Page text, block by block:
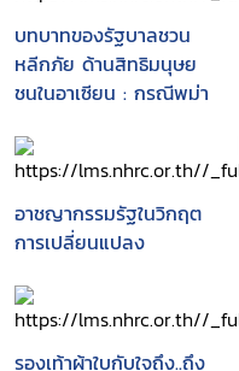
บทบาทของรัฐบาลชวน
หลีกภัย ด้านสิทธิมนุษย
ชนในอาเซียน : กรณีพม่า
อาชญากรรมรัฐในวิกฤต
การเปลี่ยนแปลง
รองเท้าผ้าใบกับใจถึง..ถึง